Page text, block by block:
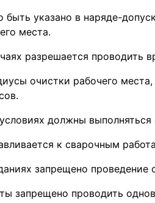
указано в наряде-
места.
разрешается проводить
очистки рабочего
должны выполняться
к сварочным
запрещено проведение
запрещено проводить